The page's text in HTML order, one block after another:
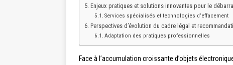
Enjeux pratiques et solutions innovantes pour le
Services spécialisés et technologies d’effacement
Perspectives d’évolution du cadre légal et
Adaptation des pratiques professionnelles
Face à l’accumulation croissante d’objets